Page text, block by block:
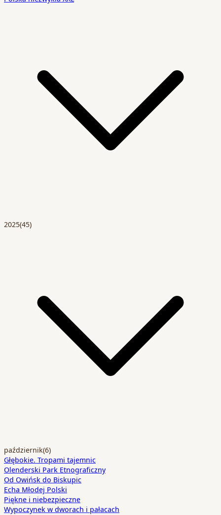
2025(45)
październik(6)
Głębokie. Tropami tajemnic
Olenderski Park Etnograficzny
Od Owińsk do Biskupic
Echa Młodej Polski
Piękne i niebezpieczne
Wypoczynek w dworach i pałacach